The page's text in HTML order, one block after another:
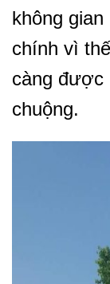
không
chính vì
càng được
chuộng.